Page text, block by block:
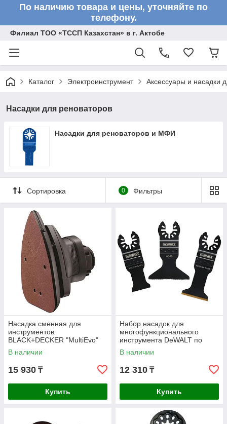
По наличию товара и цены, уточняйте по
телефону.
Филиал ТОО «ТССП Казахстан» в г. Актобе
Каталог Электроинструмент Аксессуары и насадки
Насадки для реноваторов
Насадки для реноваторов и МФИ
Сортировка 0 Фильтры
Насадка сменная для
инcтрументов
BLACK+DECKER "MultiEvo"
MTSA2-XJ
В наличии
15 930 ₸
Купить
Набор насадок для
многофункционального
инструмента DeWALT по
дереву с гвоздями 3шт.
DT20760-QZ
В наличии
12 310 ₸
Купить